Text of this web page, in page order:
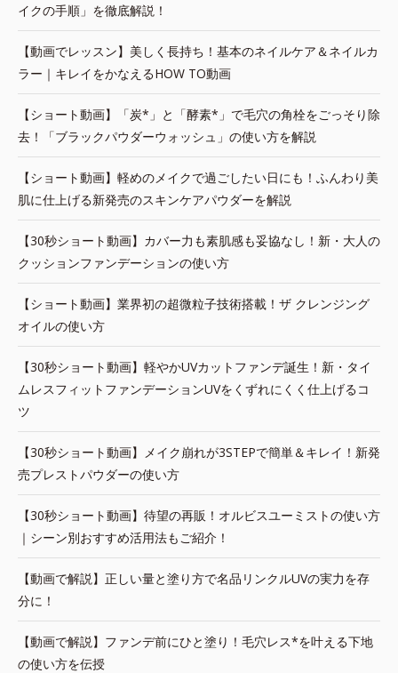
イクの手順」を徹底解説！
【動画でレッスン】美しく長持ち！基本のネイルケア＆ネイルカ
ラー｜キレイをかなえるHOW TO動画
【ショート動画】「炭*」と「酵素*」で毛穴の角栓をごっそり除
去！「ブラックパウダーウォッシュ」の使い方を解説
【ショート動画】軽めのメイクで過ごしたい日にも！ふんわり美
肌に仕上げる新発売のスキンケアパウダーを解説
【30秒ショート動画】カバー力も素肌感も妥協なし！新・大人の
クッションファンデーションの使い方
【ショート動画】業界初の超微粒子技術搭載！ザ クレンジング
オイルの使い方
【30秒ショート動画】軽やかUVカットファンデ誕生！新・タイ
ムレスフィットファンデーションUVをくずれにくく仕上げるコ
ツ
【30秒ショート動画】メイク崩れが3STEPで簡単＆キレイ！新発
売プレストパウダーの使い方
【30秒ショート動画】待望の再販！オルビスユーミストの使い方
｜シーン別おすすめ活用法もご紹介！
【動画で解説】正しい量と塗り方で名品リンクルUVの実力を存
分に！
【動画で解説】ファンデ前にひと塗り！毛穴レス*を叶える下地
の使い方を伝授